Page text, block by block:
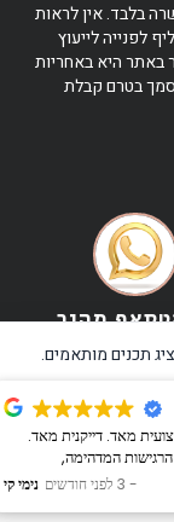
בלבד. אין לראות
לייעוץ
היא באחריות
בטרם קבלת
מהיר
תכנים מותאמים.
ניהול העדפות
מאד. דייקנית מאד.
המדהימה,
אדם מבוגר שבישורתנימי קי 3 לפני חודשים